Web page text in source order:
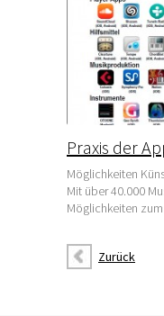
Praxis der
Möglichkeiten
Mit über 40.000
Möglichkeiten zum
Zurück